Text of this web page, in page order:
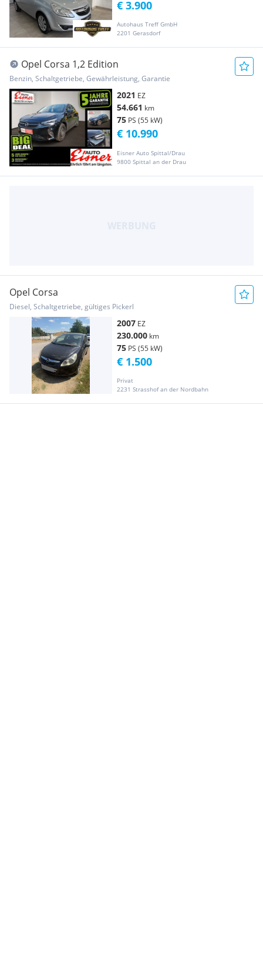
Autohaus Treff GmbH
2201 Gerasdorf
€ 3.900
Opel Corsa 1,2 Edition
Benzin, Schaltgetriebe, Gewährleistung, Garantie
2021 EZ
54.661 km
75 PS (55 kW)
Eisner Auto Spittal/Drau
9800 Spittal an der Drau
€ 10.990
Opel Corsa
Diesel, Schaltgetriebe, gültiges Pickerl
2007 EZ
230.000 km
75 PS (55 kW)
Privat
2231 Strasshof an der Nordbahn
€ 1.500